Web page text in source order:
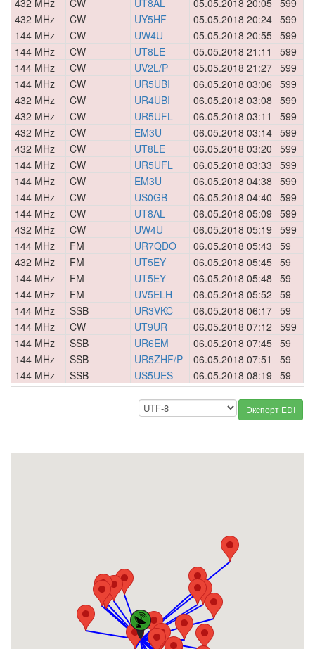
432 MHz
CW UT8AL 05.05.2018 20:05 599
432 MHz
CW UY5HF 05.05.2018 20:24 599
144 MHz
CW UW4U 05.05.2018 20:55 599
144 MHz
CW UT8LE 05.05.2018 21:11 599
144 MHz
CW UV2L/P 05.05.2018 21:27 599
144 MHz
CW UR5UBI 06.05.2018 03:06 599
432 MHz
CW UR4UBI 06.05.2018 03:08 599
432 MHz
CW UR5UFL 06.05.2018 03:11 599
432 MHz
CW EM3U 06.05.2018 03:14 599
432 MHz
CW UT8LE 06.05.2018 03:20 599
144 MHz
CW UR5UFL 06.05.2018 03:33 599
144 MHz
CW EM3U 06.05.2018 04:38 599
144 MHz
CW US0GB 06.05.2018 04:40 599
144 MHz
CW UT8AL 06.05.2018 05:09 599
432 MHz
CW UW4U 06.05.2018 05:19 599
144 MHz
FM UR7QDO 06.05.2018 05:43 59
432 MHz
FM UT5EY 06.05.2018 05:45 59
144 MHz
FM UT5EY 06.05.2018 05:48 59
144 MHz
FM UV5ELH 06.05.2018 05:52 59
144 MHz
SSB UR3VKC 06.05.2018 06:17 59
144 MHz
CW UT9UR 06.05.2018 07:12 599
144 MHz
SSB UR6EM 06.05.2018 07:45 59
144 MHz
SSB UR5ZHF/P 06.05.2018 07:51 59
144 MHz
SSB US5UES 06.05.2018 08:19 59
Экспорт EDI